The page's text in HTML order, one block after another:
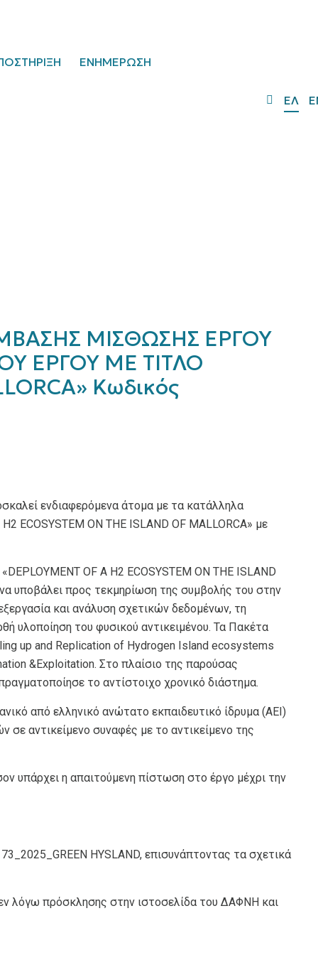
ΕΝΗΜΕΡΩΣΗ
ΕΛ
ΜΙΣΘΩΣΗΣ ΕΡΓΟΥ
ΕΡΓΟΥ ΜΕ ΤΙΤΛΟ
Κωδικός
ενδιαφερόμενα άτομα με τα κατάλληλα
ECOSYSTEM ON THE ISLAND OF MALLORCA» με
OF A H2 ECOSYSTEM ON THE ISLAND
υποβάλει προς τεκμηρίωση της συμβολής του στην
και ανάλυση σχετικών δεδομένων, τη
υλοποίηση του φυσικού αντικειμένου. Τα Πακέτα
up and Replication of Hydrogen Island ecosystems
&Exploitation. Στο πλαίσιο της παρούσας
το αντίστοιχο χρονικό διάστημα.
από ελληνικό ανώτατο εκπαιδευτικό ίδρυμα (ΑΕΙ)
σε αντικείμενο συναφές με το αντικείμενο της
υπάρχει η απαιτούμενη πίστωση στο έργο μέχρι την
HYSLAND, επισυνάπτοντας τα σχετικά
λόγω πρόσκλησης στην ιστοσελίδα του ΔΑΦΝΗ και